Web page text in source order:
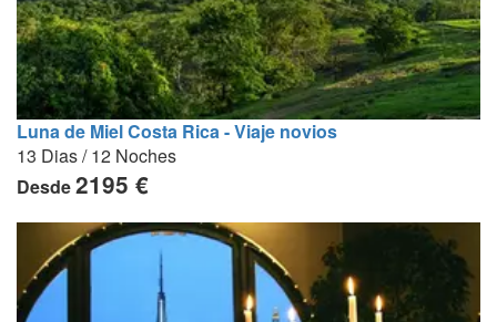
Luna de Miel Costa Rica - Viaje novios
13 Dias / 12 Noches
Desde2195 €